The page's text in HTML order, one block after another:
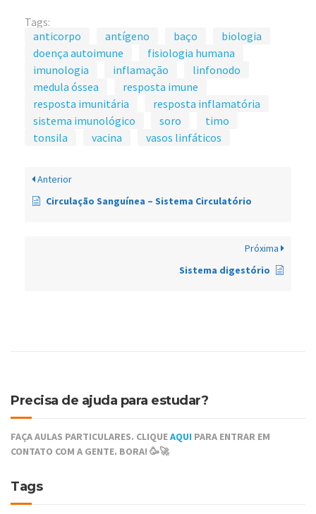
Tags:
anticorpo
antígeno baço
biologia
doença autoimune
fisiologia humana
imunologia
inflamação
linfonodo
medula óssea
resposta imune
resposta imunitária
resposta inflamatória
sistema imunológico
soro
timo
tonsila
vacina vasos linfáticos
Anterior
Circulação Sanguínea – Sistema Circulatório
Próxima
Sistema digestório
Precisa de ajuda para estudar?
FAÇA AULAS PARTICULARES. CLIQUEAQUI PARA ENTRAR EM
CONTATO COM A GENTE. BORA! 🥳🚀
Tags